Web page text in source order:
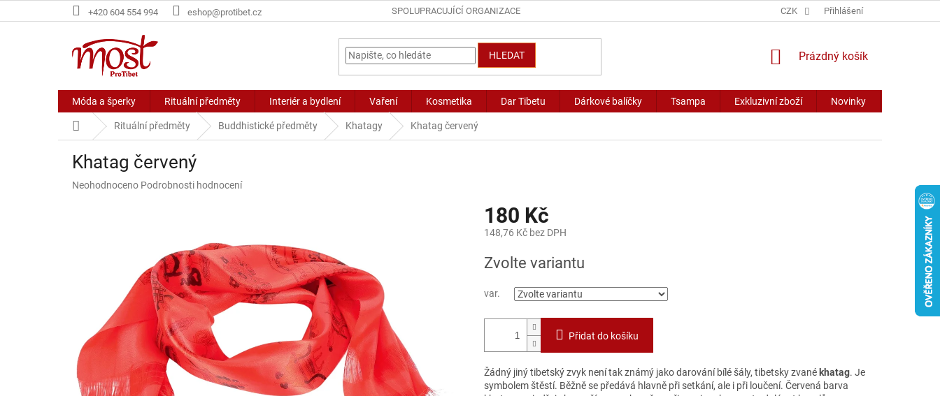
na
+420 604 554 994 eshop@protibet.cz SPOLUPRACUJÍCÍ ORGANIZACE CZK Přihlášení
HLEDAT
NÁKUPNÍ
Prázdný košík
Móda a šperky Rituální předměty Interiér a bydlení Vaření Kosmetika Dar Tibetu Dárkové balíčky Tsampa Exkluzivní zboží Novinky
Domů Rituální předměty Buddhistické předměty Khatagy Khatag červený
Khatag červený
Průměrné
Neohodnoceno Podrobnosti hodnocení
180 Kč
148,76 Kč bez DPH
cena:
Zvolte variantu
var.
Přidat do košíku
Žádný jiný tibetský zvyk není tak známý jako darování bílé šály, tibetsky zvané khatag. Je
symbolem štěstí. Běžně se předává hlavně při setkání, ale i při loučení. Červená barva